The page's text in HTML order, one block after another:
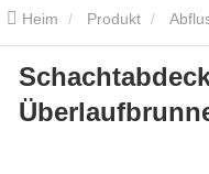
Heim Produkt
Schachtabdeckung für